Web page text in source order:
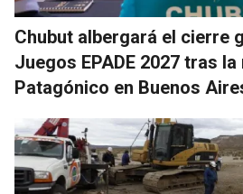
Chubut albergará el cierre
Juegos EPADE 2027 tras
Patagónico en Buenos